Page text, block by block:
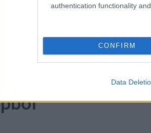
authentication functionality
CONFIRM
Data
Hozzászólások
- a